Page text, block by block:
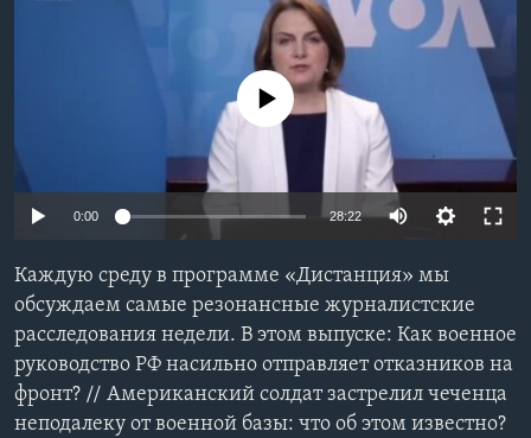
Языки
No media source currently available
0:00 28:22
Каждую среду в программе «Дистанция» мы
обсуждаем самые резонансные журналистские
расследования недели. В этом выпуске: Как военное
руководство РФ насильно отправляет отказников на
фронт? // Американский солдат застрелил чеченца
неподалеку от военной базы: что об этом известно?